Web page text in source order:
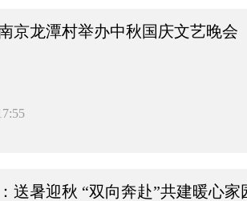
京龙潭村举办中秋国庆文艺晚会
送暑迎秋 “双向奔赴”共建暖心家